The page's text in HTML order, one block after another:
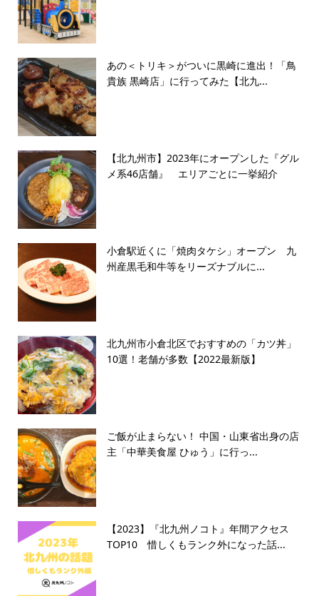
あの＜トリキ＞がついに黒崎に進出！「鳥
貴族 黒崎店」に行ってみた【北九...
【北九州市】2023年にオープンした『グル
メ系46店舗』 エリアごとに一挙紹介
小倉駅近くに「焼肉タケシ」オープン 九
州産黒毛和牛等をリーズナブルに...
北九州市小倉北区でおすすめの「カツ丼」
10選！老舗が多数【2022最新版】
ご飯が止まらない！ 中国・山東省出身の店
主「中華美食屋 ひゅう」に行っ...
【2023】『北九州ノコト』年間アクセス
TOP10 惜しくもランク外になった話...